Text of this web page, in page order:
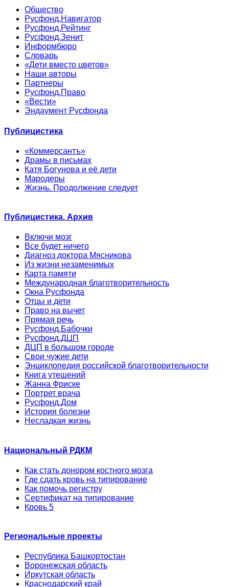
Общество
Русфонд.Навигатор
Русфонд.Рейтинг
Русфонд.Зенит
Информбюро
Словарь
«Дети вместо цветов»
Наши авторы
Партнеры
Русфонд.Право
«Вести»
Эндаумент Русфонда
Публицистика
«Коммерсантъ»
Драмы в письмах
Катя Богунова и её дети
Мародеры
Жизнь. Продолжение следует
Публицистика. Архив
Включи мозг
Все будет ничего
Диагноз доктора Мясникова
Из жизни незаменимых
Карта памяти
Международная благотворительность
Окна Русфонда
Отцы и дети
Право на вычет
Прямая речь
Русфонд.Бабочки
Русфонд.ДЦП
ДЦП в большом городе
Свои чужие дети
Энциклопедия российской благотворительности
Книга утешений
Жанна Фриске
Портрет врача
Русфонд.Дом
История болезни
Несладкая жизнь
Национальный РДКМ
Как стать донором костного мозга
Где сдать кровь на типирование
Как помочь регистру
Сертификат на типирование
Кровь 5
Региональные проекты
Республика Башкортостан
Воронежская область
Иркутская область
Краснодарский край